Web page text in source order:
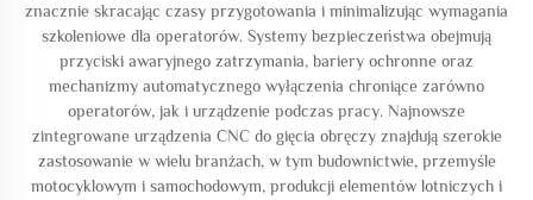
znacznie skracając czasy przygotowania i minimalizując wymagania
szkoleniowe dla operatorów. Systemy bezpieczeństwa obejmują
przyciski awaryjnego zatrzymania, bariery ochronne oraz
mechanizmy automatycznego wyłączenia chroniące zarówno
operatorów, jak i urządzenie podczas pracy. Najnowsze
zintegrowane urządzenia CNC do gięcia obręczy znajdują szerokie
zastosowanie w wielu branżach, w tym budownictwie, przemyśle
motocyklowym i samochodowym, produkcji elementów lotniczych i